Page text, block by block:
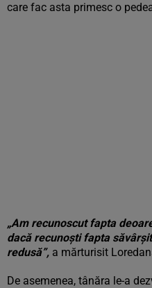
care fac asta primesc o
„Am recunoscut fapta
dacă recunoști fapta
redusă”, a mărturisit
De asemenea, tânăra le-a